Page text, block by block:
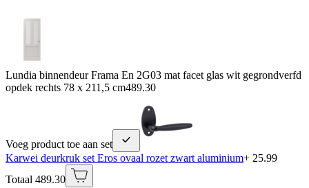
Lundia binnendeur Frama En 2G03 mat facet glas wit gegrondverfd
opdek rechts 78 x 211,5 cm489.30
Voeg product toe aan set
Karwei deurkruk set Eros ovaal rozet zwart aluminium+ 25.99
Totaal 489.30